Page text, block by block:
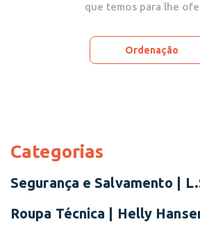
que temos para lhe
Ordenação
Categorias
Segurança e Salvamento |
Roupa Técnica | Helly